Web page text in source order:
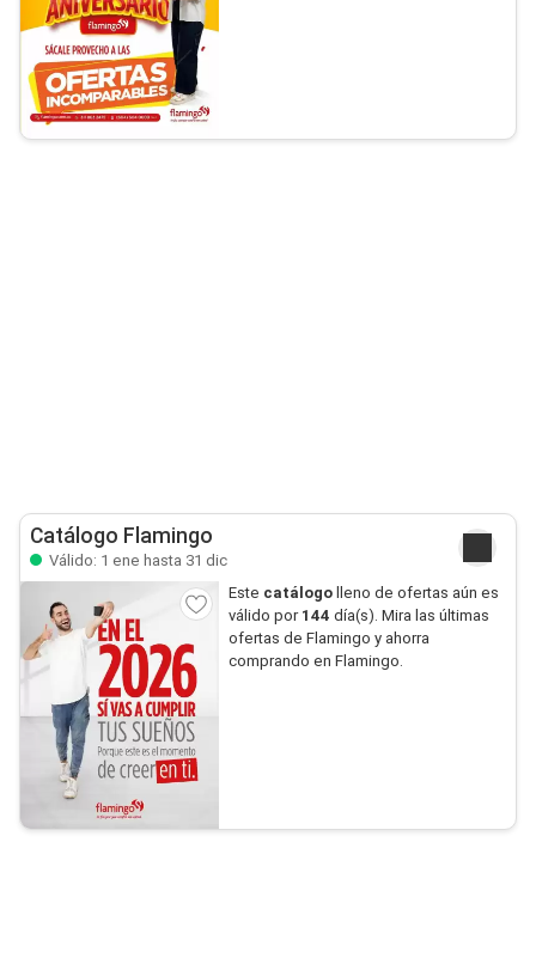
Catálogo Flamingo
Válido: 1 ene hasta 31 dic
Este catálogolleno de ofertas aún es
válido por 144 día(s). Mira las últimas
ofertas de Flamingo y ahorra
comprando en Flamingo.